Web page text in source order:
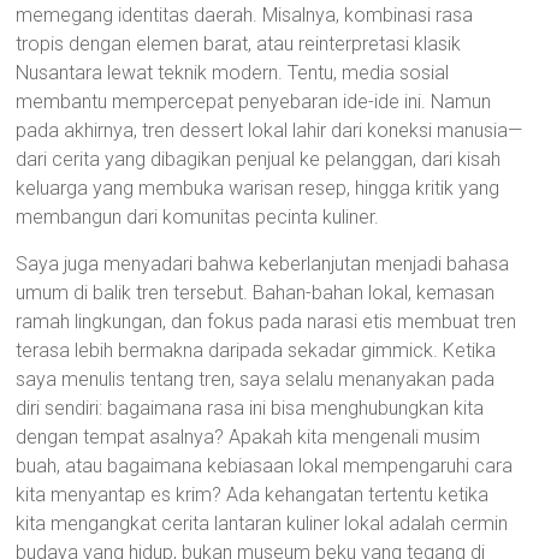
memegang identitas daerah. Misalnya, kombinasi rasa
tropis dengan elemen barat, atau reinterpretasi klasik
Nusantara lewat teknik modern. Tentu, media sosial
membantu mempercepat penyebaran ide-ide ini. Namun
pada akhirnya, tren dessert lokal lahir dari koneksi manusia—
dari cerita yang dibagikan penjual ke pelanggan, dari kisah
keluarga yang membuka warisan resep, hingga kritik yang
membangun dari komunitas pecinta kuliner.
Saya juga menyadari bahwa keberlanjutan menjadi bahasa
umum di balik tren tersebut. Bahan-bahan lokal, kemasan
ramah lingkungan, dan fokus pada narasi etis membuat tren
terasa lebih bermakna daripada sekadar gimmick. Ketika
saya menulis tentang tren, saya selalu menanyakan pada
diri sendiri: bagaimana rasa ini bisa menghubungkan kita
dengan tempat asalnya? Apakah kita mengenali musim
buah, atau bagaimana kebiasaan lokal mempengaruhi cara
kita menyantap es krim? Ada kehangatan tertentu ketika
kita mengangkat cerita lantaran kuliner lokal adalah cermin
budaya yang hidup, bukan museum beku yang tegang di